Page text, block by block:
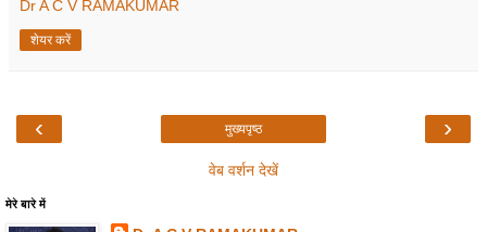
Dr A C V RAMAKUMAR
शेयर करें
‹ ›
मुख्यपृष्ठ
वेब वर्शन देखें
मेरे बारे में